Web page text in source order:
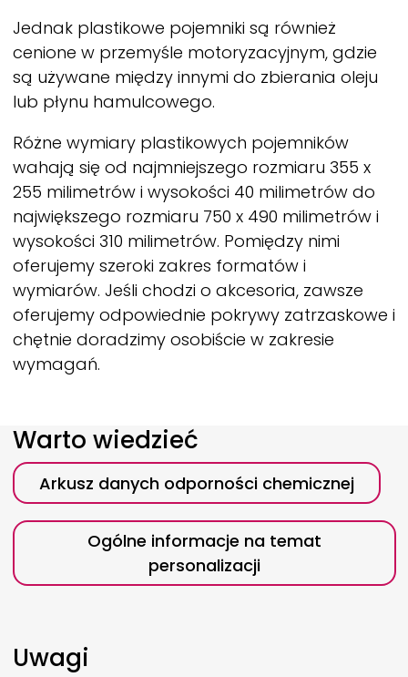
Jednak plastikowe pojemniki są również
cenione w przemyśle motoryzacyjnym, gdzie
są używane między innymi do zbierania oleju
lub płynu hamulcowego.
Różne wymiary plastikowych pojemników
wahają się od najmniejszego rozmiaru 355 x
255 milimetrów i wysokości 40 milimetrów do
największego rozmiaru 750 x 490 milimetrów i
wysokości 310 milimetrów. Pomiędzy nimi
oferujemy szeroki zakres formatów i
wymiarów. Jeśli chodzi o akcesoria, zawsze
oferujemy odpowiednie pokrywy zatrzaskowe i
chętnie doradzimy osobiście w zakresie
wymagań.
Warto wiedzieć
Arkusz danych odporności chemicznej
Ogólne informacje na temat
personalizacji
Uwagi